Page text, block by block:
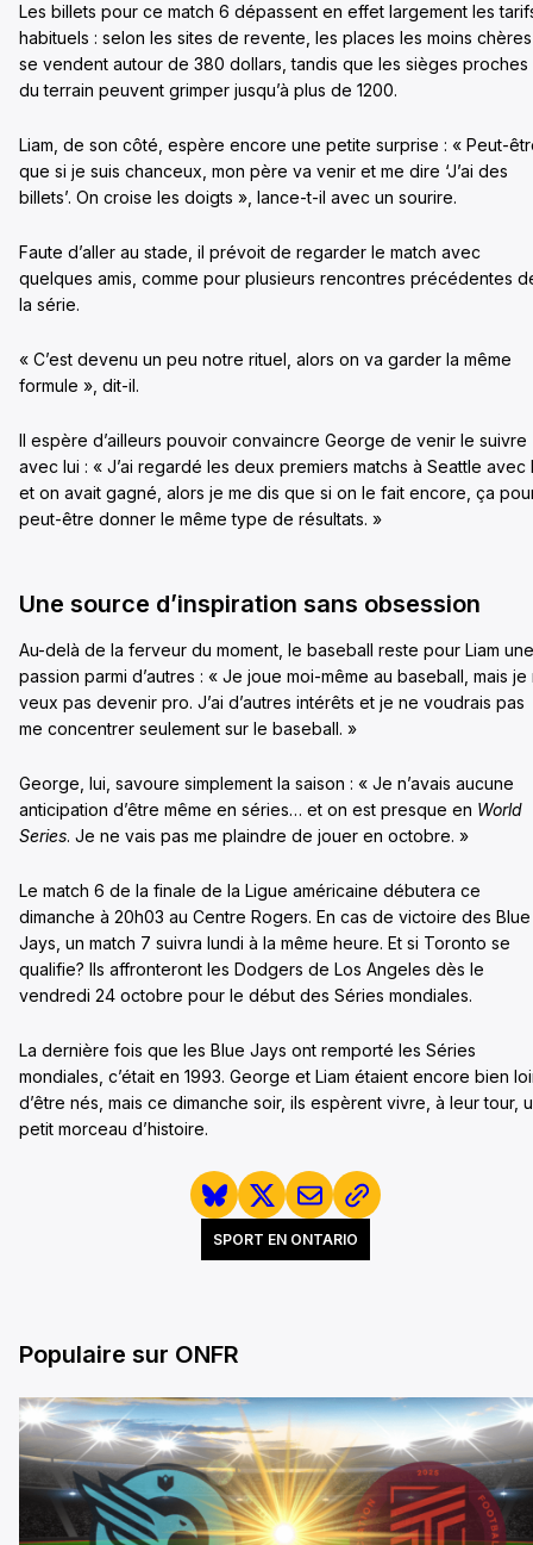
Les billets pour ce match 6 dépassent en effet largement les
habituels : selon les sites de revente, les places les moins chères
se vendent autour de 380 dollars, tandis que les sièges proches
du terrain peuvent grimper jusqu’à plus de 1200.
Liam, de son côté, espère encore une petite surprise : « Peut-
que si je suis chanceux, mon père va venir et me dire ‘J’ai des
billets’. On croise les doigts », lance-t-il avec un sourire.
Faute d’aller au stade, il prévoit de regarder le match avec
quelques amis, comme pour plusieurs rencontres précédentes
la série.
« C’est devenu un peu notre rituel, alors on va garder la même
formule », dit-il.
Il espère d’ailleurs pouvoir convaincre George de venir le suivre
avec lui : « J’ai regardé les deux premiers matchs à Seattle avec
et on avait gagné, alors je me dis que si on le fait encore, ça
peut-être donner le même type de résultats. »
Une source d’inspiration sans obsession
Au-delà de la ferveur du moment, le baseball reste pour Liam une
passion parmi d’autres : « Je joue moi-même au baseball, mais je
veux pas devenir pro. J’ai d’autres intérêts et je ne voudrais pas
me concentrer seulement sur le baseball. »
George, lui, savoure simplement la saison : « Je n’avais aucune
anticipation d’être même en séries… et on est presque en World
Series. Je ne vais pas me plaindre de jouer en octobre. »
Le match 6 de la finale de la Ligue américaine débutera ce
dimanche à 20h03 au Centre Rogers. En cas de victoire des Blue
Jays, un match 7 suivra lundi à la même heure. Et si Toronto se
qualifie? Ils affronteront les Dodgers de Los Angeles dès le
vendredi 24 octobre pour le début des Séries mondiales.
La dernière fois que les Blue Jays ont remporté les Séries
mondiales, c’était en 1993. George et Liam étaient encore bien
d’être nés, mais ce dimanche soir, ils espèrent vivre, à leur tour,
petit morceau d’histoire.
SPORT EN ONTARIO
Populaire sur ONFR